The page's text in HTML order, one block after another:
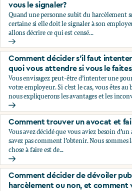
vous le signaler?
Quand une personne subit du harcèlement
certaine si elle doit le signaler à son
allons décrire ce qui est censé...
Vous subissez du harcèlement
Comment décider s’il faut
quoi vous attendre si vous le
Vous envisagez peut-être d’intenter une
votre employeur. Si c’est le cas, vous êtes
nous expliquerons les avantages et les
Comment décider s’il faut
Comment trouver un avocat et
Vous avez décidé que vous aviez besoin
savez pas comment l’obtenir. Nous
chose à faire est de...
Comment trouver un avocat et
Comment décider de dévoiler
harcèlement ou non, et comment